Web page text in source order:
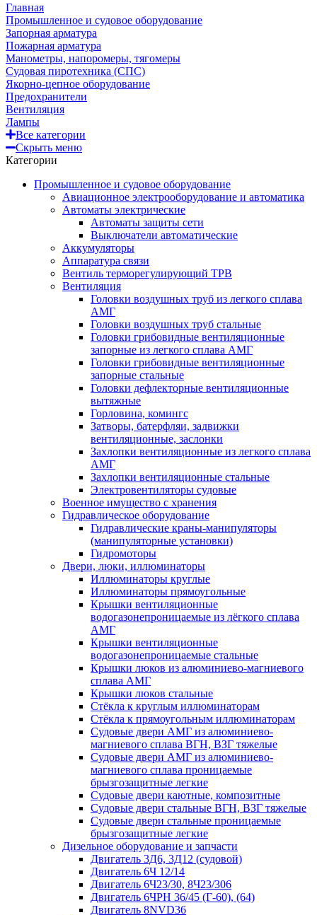
Главная
Промышленное и судовое оборудование
Запорная арматура
Пожарная арматура
Манометры, напоромеры, тягомеры
Судовая пиротехника (СПС)
Якорно-цепное оборудование
Предохранители
Вентиляция
Лампы
Все категории
Скрыть меню
Категории
Промышленное и судовое оборудование
Авиационное электрооборудование и автоматика
Автоматы электрические
Автоматы защиты сети
Выключатели автоматические
Аккумуляторы
Аппаратура связи
Вентиль терморегулирующий ТРВ
Вентиляция
Головки воздушных труб из легкого сплава
АМГ
Головки воздушных труб стальные
Головки грибовидные вентиляционные
запорные из легкого сплава АМГ
Головки грибовидные вентиляционные
запорные стальные
Головки дефлекторные вентиляционные
вытяжные
Горловина, комингс
Затворы, батерфляи, задвижки
вентиляционные, заслонки
Захлопки вентиляционные из легкого сплава
АМГ
Захлопки вентиляционные стальные
Электровентиляторы судовые
Военное имущество с хранения
Гидравлическое оборудование
Гидравлические краны-манипуляторы
(манипуляторные установки)
Гидромоторы
Двери, люки, иллюминаторы
Иллюминаторы круглые
Иллюминаторы прямоугольные
Крышки вентиляционные
водогазонепроницаемые из лёгкого сплава
АМГ
Крышки вентиляционные
водогазонепроницаемые стальные
Крышки люков из алюминиево-магниевого
сплава АМГ
Крышки люков стальные
Стёкла к круглым иллюминаторам
Стёкла к прямоугольным иллюминаторам
Судовые двери АМГ из алюминиево-
магниевого сплава ВГН, ВЗГ тяжелые
Судовые двери АМГ из алюминиево-
магниевого сплава проницаемые
брызгозащитные легкие
Судовые двери каютные, композитные
Судовые двери стальные ВГН, ВЗГ тяжелые
Судовые двери стальные проницаемые
брызгозащитные легкие
Дизельное оборудование и запчасти
Двигатель 3Д6, 3Д12 (судовой)
Двигатель 6Ч 12/14
Двигатель 6Ч23/30, 8Ч23/306
Двигатель 6ЧРН 36/45 (Г-60), (64)
Двигатель 8NVD36